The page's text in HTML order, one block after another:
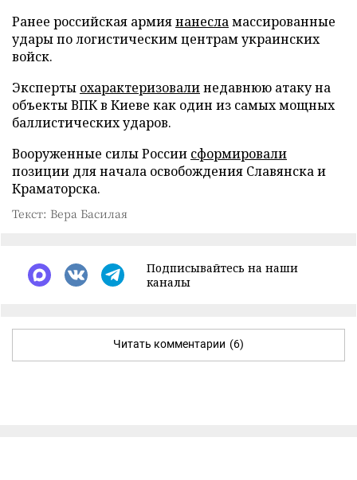
Ранее российская армиянанесламассированные
удары по логистическим центрам украинских
войск.
Эксперты охарактеризовалинедавнюю атаку на
объекты ВПК в Киеве как один из самых мощных
баллистических ударов.
Вооруженные силы России сформировали
позиции для начала освобождения Славянска и
Краматорска.
Текст: Вера Басилая
Подписывайтесь на наши
каналы
Читать комментарии (6)